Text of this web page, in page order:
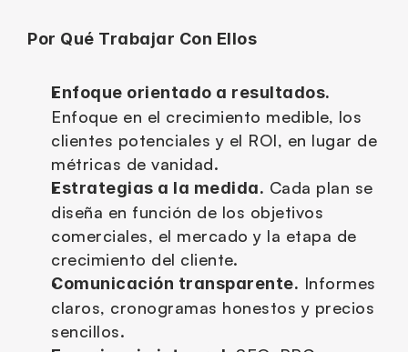
Por Qué Trabajar Con Ellos
Enfoque orientado a resultados.
Enfoque en el crecimiento medible, los
clientes potenciales y el ROI, en lugar de
métricas de vanidad.
Estrategias a la medida. Cada plan se
diseña en función de los objetivos
comerciales, el mercado y la etapa de
crecimiento del cliente.
Comunicación transparente. Informes
claros, cronogramas honestos y precios
sencillos.